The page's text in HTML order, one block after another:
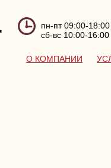
пн-пт 09:00-18:00
сб-вс 10:00-16:00
О КОМПАНИИ